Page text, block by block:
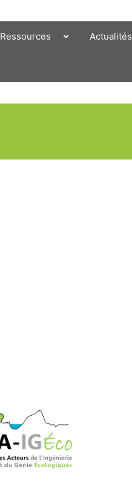
Ressources Actualités